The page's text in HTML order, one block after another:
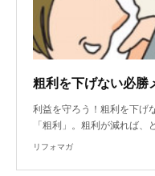
利益を守ろう！粗利を下げ
「粗利」。粗利が減れば
リフォマガ